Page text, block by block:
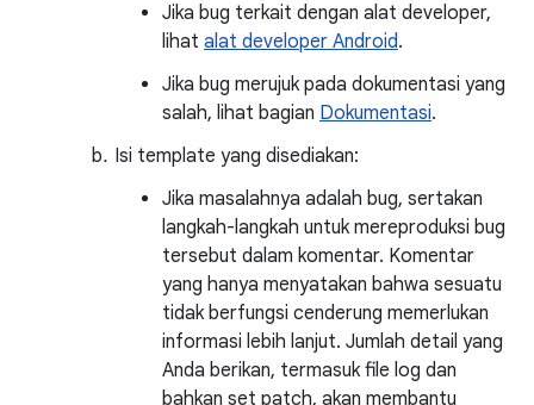
Jika bug terkait dengan alat developer,
lihat alat developer Android.
Jika bug merujuk pada dokumentasi yang
salah, lihat bagian Dokumentasi.
Isi template yang disediakan:
Jika masalahnya adalah bug, sertakan
langkah-langkah untuk mereproduksi bug
tersebut dalam komentar. Komentar
yang hanya menyatakan bahwa sesuatu
tidak berfungsi cenderung memerlukan
informasi lebih lanjut. Jumlah detail yang
Anda berikan, termasuk file log dan
bahkan set patch, akan membantu